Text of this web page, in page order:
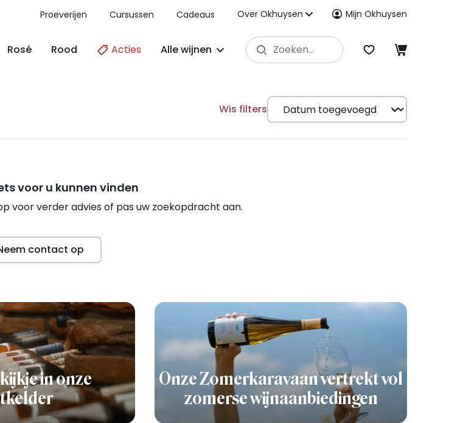
Proeverijen Cursussen Cadeaus Over Okhuysen Mijn Okhuysen
Rosé Rood Acties Alle wijnen
Wis filters
voor u kunnen vinden
voor verder advies of pas uw zoekopdracht aan.
contact op
in onze
Onze Zomerkaravaan vertrekt vol
zomerse wijnaanbiedingen